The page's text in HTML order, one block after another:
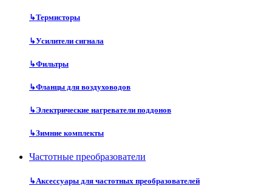
↳Термисторы
↳Усилители сигнала
↳Фильтры
↳Фланцы для воздуховодов
↳Электрические нагреватели поддонов
↳Зимние комплекты
Частотные преобразователи
↳Аксессуары для частотных преобразователей